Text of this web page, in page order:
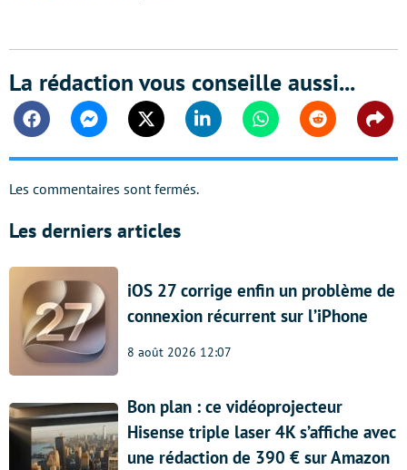
La rédaction vous conseille aussi...
FacebookMessengerTwitter Linkedin WhatsappReddit
Les commentaires sont fermés.
Les derniers articles
iOS 27 corrige enfin un problème de
connexion récurrent sur l’iPhone
8 août 2026 12:07
Bon plan : ce vidéoprojecteur
Hisense triple laser 4K s’affiche avec
une rédaction de 390 € sur Amazon